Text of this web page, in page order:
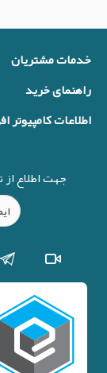
خدمات مشتریان
راهنمای خرید
اطلاعات کامپیوتر
جهت اطلاع